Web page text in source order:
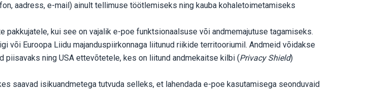
aadress, e-mail) ainult tellimuse töötlemiseks ning kauba kohaletoimetamiseks
kui see on vajalik e-poe funktsionaalsuse või andmemajutuse tagamiseks.
või Euroopa Liidu majanduspiirkonnaga liitunud riikide territooriumil. Andmeid võidakse
piisavaks ning USA ettevõtetele, kes on liitund andmekaitse kilbi (Privacy Shield)
saavad isikuandmetega tutvuda selleks, et lahendada e-poe kasutamisega seonduvaid